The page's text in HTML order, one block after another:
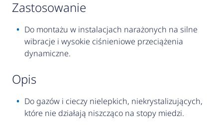
zastosowanie
Do montażu w instalacjach narażonych na silne
wibracje i wysokie ciśnieniowe przeciążenia
dynamiczne.
opis
Do gazów i cieczy nielepkich, niekrystalizujących,
które nie działają niszcząco na stopy miedzi.